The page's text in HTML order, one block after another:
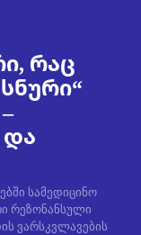
რაც
და
სამედიცინო
რეზონანსული
ვარსკვლავების